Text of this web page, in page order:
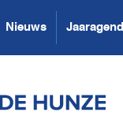
Nieuws